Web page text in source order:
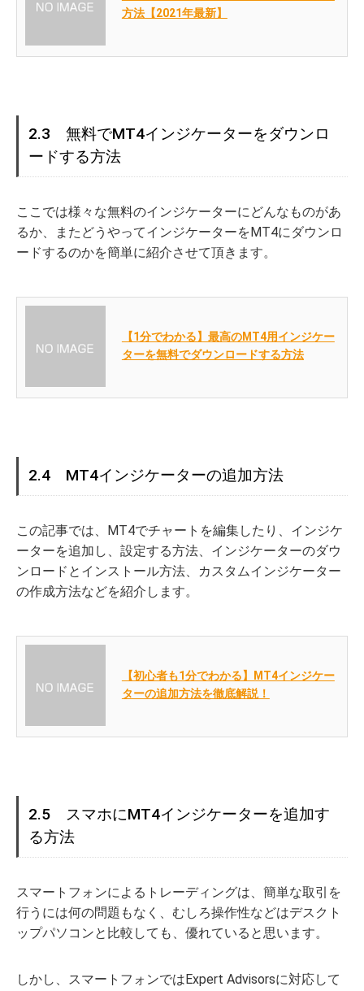
方法【2021年最新】
2.3 無料でMT4インジケーターをダウンロ
ードする方法
ここでは様々な無料のインジケーターにどんなものがあ
るか、またどうやってインジケーターをMT4にダウンロ
ードするのかを簡単に紹介させて頂きます。
【1分でわかる】最高のMT4用インジケー
ターを無料でダウンロードする方法
2.4 MT4インジケーターの追加方法
この記事では、MT4でチャートを編集したり、インジケ
ーターを追加し、設定する方法、インジケーターのダウ
ンロードとインストール方法、カスタムインジケーター
の作成方法などを紹介します。
【初心者も1分でわかる】MT4インジケー
ターの追加方法を徹底解説！
2.5 スマホにMT4インジケーターを追加す
る方法
スマートフォンによるトレーディングは、簡単な取引を
行うには何の問題もなく、むしろ操作性などはデスクト
ップパソコンと比較しても、優れていると思います。
しかし、スマートフォンではExpert Advisorsに対応して